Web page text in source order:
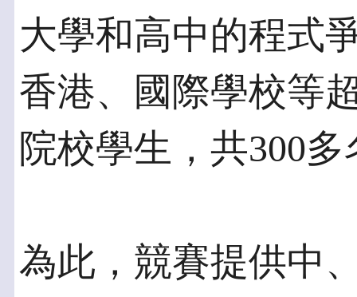
大學和高中的程式
香港、國際學校等
院校學生，共300
為此，競賽提供中